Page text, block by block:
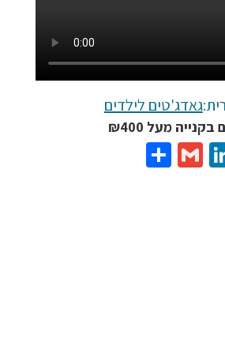
גאדג'טים לילדים
LinkedIn
Gmail